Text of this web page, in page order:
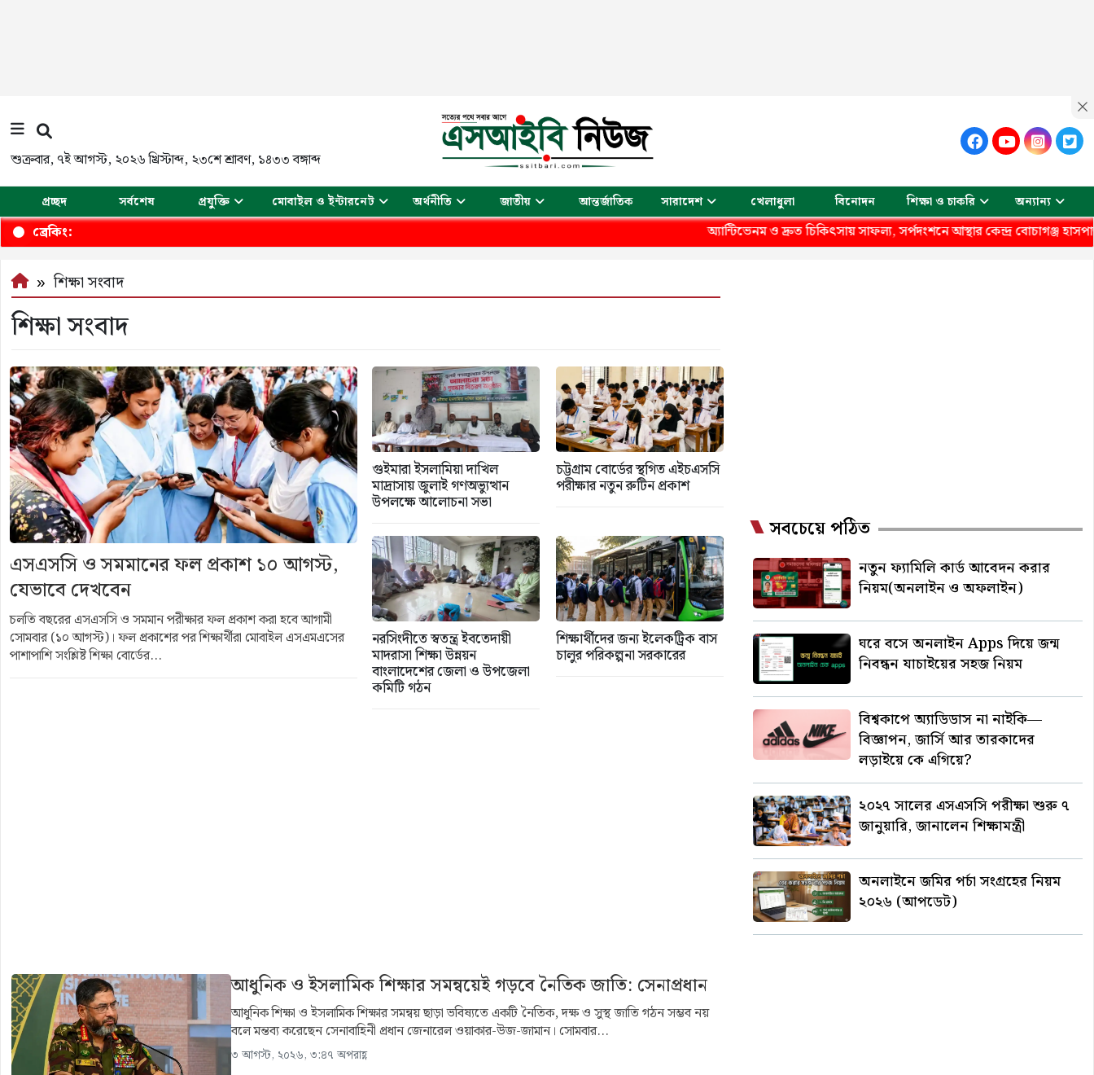
শুক্রবার,৭ই আগস্ট, ২০২৬ খ্রিস্টাব্দ,২৩শে শ্রাবণ, ১৪৩৩ বঙ্গাব্দ
প্রচ্ছদ সর্বশেষ প্রযুক্তি মোবাইল ও ইন্টারনেট অর্থনীতি জাতীয় আন্তর্জাতিক সারাদেশ খেলাধুলা বিনোদন শিক্ষা ও চাকরি অন্যান্য
ব্রেকিং: অ্যান্টিভেনম ও দ্রুত চিকিৎসায় সাফল্য, সর্পদংশনে আস্থার কেন্দ্র বোচাগঞ্জ হাসপাতাল
শিক্ষা সংবাদ
শিক্ষা সংবাদ
এসএসসি ও সমমানের ফল প্রকাশ ১০ আগস্ট,
যেভাবে দেখবেন
চলতি বছরের এসএসসি ও সমমান পরীক্ষার ফল প্রকাশ করা হবে আগামী
সোমবার (১০ আগস্ট)। ফল প্রকাশের পর শিক্ষার্থীরা মোবাইল এসএমএসের
পাশাপাশি সংশ্লিষ্ট শিক্ষা বোর্ডের...
গুইমারা ইসলামিয়া দাখিল
মাদ্রাসায় জুলাই গণঅভ্যুত্থান
উপলক্ষে আলোচনা সভা
চট্টগ্রাম বোর্ডের স্থগিত এইচএসসি
পরীক্ষার নতুন রুটিন প্রকাশ
নরসিংদীতে স্বতন্ত্র ইবতেদায়ী
মাদরাসা শিক্ষা উন্নয়ন
বাংলাদেশের জেলা ও উপজেলা
কমিটি গঠন
শিক্ষার্থীদের জন্য ইলেকট্রিক বাস
চালুর পরিকল্পনা সরকারের
আধুনিক ও ইসলামিক শিক্ষার সমন্বয়েই গড়বে নৈতিক জাতি: সেনাপ্রধান
আধুনিক শিক্ষা ও ইসলামিক শিক্ষার সমন্বয় ছাড়া ভবিষ্যতে একটি নৈতিক, দক্ষ ও সুস্থ জাতি গঠন সম্ভব নয়
বলে মন্তব্য করেছেন সেনাবাহিনী প্রধান জেনারেল ওয়াকার-উজ-জামান। সোমবার...
৩ আগস্ট, ২০২৬, ৩:৪৭ অপরাহ্ণ
সবচেয়ে পঠিত
নতুন ফ্যামিলি কার্ড আবেদন করার
নিয়ম(অনলাইন ও অফলাইন)
ঘরে বসে অনলাইন Apps দিয়ে জন্ম
নিবন্ধন যাচাইয়ের সহজ নিয়ম
বিশ্বকাপে অ্যাডিডাস না নাইকি—
বিজ্ঞাপন, জার্সি আর তারকাদের
লড়াইয়ে কে এগিয়ে?
২০২৭ সালের এসএসসি পরীক্ষা শুরু ৭
জানুয়ারি, জানালেন শিক্ষামন্ত্রী
অনলাইনে জমির পর্চা সংগ্রহের নিয়ম
২০২৬ (আপডেট)